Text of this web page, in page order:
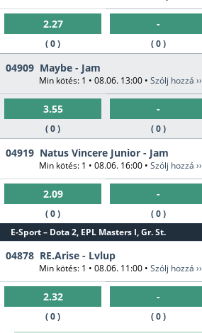
2.27
( 0 )
-
( 0 )
04909 Maybe - Jam
Min kötés: 1 • 08.06. 13:00 • Szólj hozzá ››
3.55
( 0 )
-
( 0 )
04919 Natus Vincere Junior - Jam
Min kötés: 1 • 08.06. 16:00 • Szólj hozzá ››
2.09
( 0 )
-
( 0 )
E-Sport – Dota 2, EPL Masters I, Gr. St.
04878 RE.Arise - Lvlup
Min kötés: 1 • 08.06. 11:00 • Szólj hozzá ››
2.32
( 0 )
-
( 0 )